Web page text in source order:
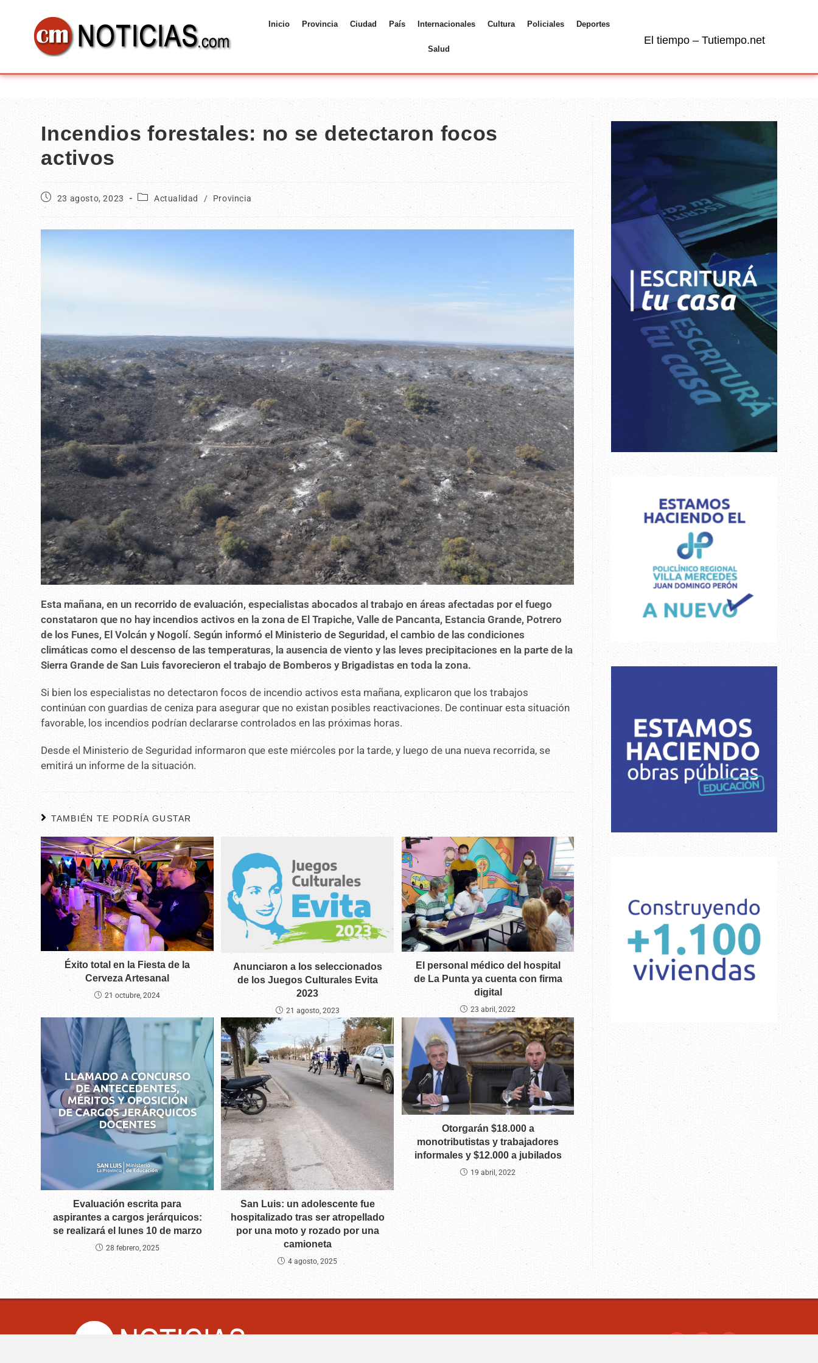
Inicio Provincia Ciudad País Internacionales Cultura Policiales Deportes
Salud
El tiempo – Tutiempo.net
Incendios forestales: no se detectaron focos
activos
23 agosto, 2023 Actualidad / Provincia
Esta mañana, en un recorrido de evaluación, especialistas abocados al trabajo en áreas afectadas por el fuego
constataron que no hay incendios activos en la zona de El Trapiche, Valle de Pancanta, Estancia Grande, Potrero
de los Funes, El Volcán y Nogolí. Según informó el Ministerio de Seguridad, el cambio de las condiciones
climáticas como el descenso de las temperaturas, la ausencia de viento y las leves precipitaciones en la parte de la
Sierra Grande de San Luis favorecieron el trabajo de Bomberos y Brigadistas en toda la zona.
Si bien los especialistas no detectaron focos de incendio activos esta mañana, explicaron que los trabajos
continúan con guardias de ceniza para asegurar que no existan posibles reactivaciones. De continuar esta situación
favorable, los incendios podrían declararse controlados en las próximas horas.
Desde el Ministerio de Seguridad informaron que este miércoles por la tarde, y luego de una nueva recorrida, se
emitirá un informe de la situación.
TAMBIÉN TE PODRÍA GUSTAR
Éxito total en la Fiesta de la
Cerveza Artesanal
21 octubre, 2024
Anunciaron a los seleccionados
de los Juegos Culturales Evita
2023
21 agosto, 2023
El personal médico del hospital
de La Punta ya cuenta con firma
digital
23 abril, 2022
Evaluación escrita para
aspirantes a cargos jerárquicos:
se realizará el lunes 10 de marzo
28 febrero, 2025
San Luis: un adolescente fue
hospitalizado tras ser atropellado
por una moto y rozado por una
camioneta
4 agosto, 2025
Otorgarán $18.000 a
monotributistas y trabajadores
informales y $12.000 a jubilados
19 abril, 2022